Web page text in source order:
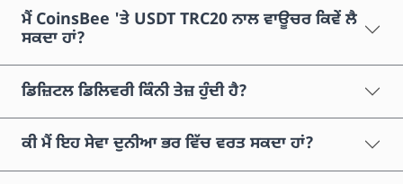
ਮੈਂ CoinsBee 'ਤੇ USDT TRC20 ਨਾਲ ਵਾਊਚਰ ਕਿਵੇਂ ਲੈ
ਸਕਦਾ ਹਾਂ?
ਡਿਜ਼ਿਟਲ ਡਿਲਿਵਰੀ ਕਿੰਨੀ ਤੇਜ਼ ਹੁੰਦੀ ਹੈ?
ਕੀ ਮੈਂ ਇਹ ਸੇਵਾ ਦੁਨੀਆ ਭਰ ਵਿੱਚ ਵਰਤ ਸਕਦਾ ਹਾਂ?